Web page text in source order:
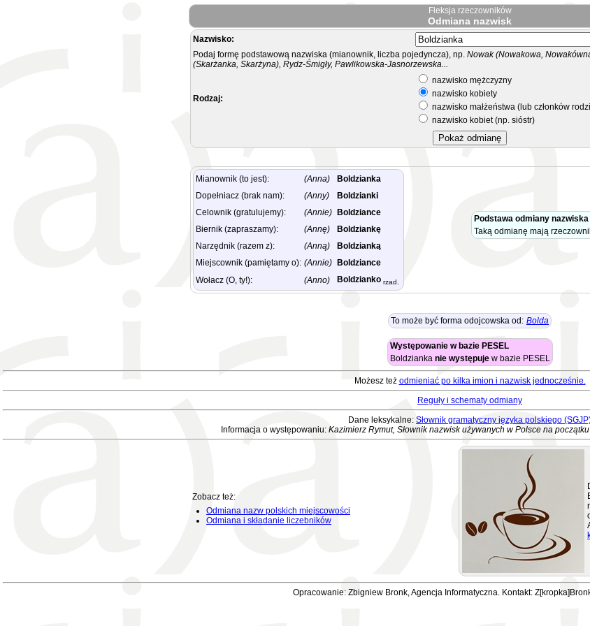
Fleksja rzeczowników
Odmiana nazwisk
Nazwisko:
Podaj formę podstawową nazwiska (mianownik, liczba pojedyncza), np. Nowak (Nowakowa,
(Skarżanka, Skarżyna), Rydz-Śmigły, Pawlikowska-Jasnorzewska...
Rodzaj:
nazwisko mężczyzny
nazwisko kobiety
nazwisko małżeństwa (lub członków
nazwisko kobiet (np. sióstr)
Mianownik (to jest): (Anna)
Boldzianka
Dopełniacz (brak nam):
(Anny)
Boldzianki
Celownik (gratulujemy):
(Annie)
Boldziance
Biernik (zapraszamy):
(Annę)
Boldziankę
Narzędnik (razem z):
(Anną)
Boldzianką
Miejscownik (pamiętamy o): (Annie)
Boldziance
Wołacz (O, ty!):
(Anno) Boldzianko rzad.
Podstawa odmiany
Taką odmianę mają
To może być forma odojcowska od: Bolda
Występowanie w bazie PESEL
Boldzianka nie występujew bazie PESEL
Możesz też odmieniać po kilka imion i nazwisk jednocześnie.
Reguły i schematy odmiany
Dane leksykalne: Słownik gramatyczny języka polskiego
Informacja o występowaniu: Kazimierz Rymut, Słownik nazwisk używanych w Polsce na
Zobacz też:
Odmiana nazw polskich miejscowości
Odmiana i składanie liczebników
Opracowanie: Zbigniew Bronk, Agencja Informatyczna. Kontakt: